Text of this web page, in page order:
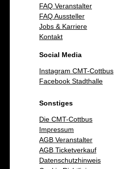
FAQ Veranstalter
FAQ Aussteller
Jobs & Karriere
Kontakt
Social Media
Instagram CMT-Cottbus
Facebook Stadthalle
Sonstiges
Die CMT-Cottbus
Impressum
AGB Veranstalter
AGB Ticketverkauf
Datenschutzhinweis